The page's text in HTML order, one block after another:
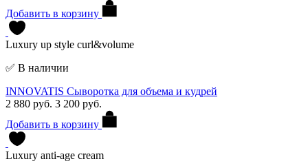
Добавить в корзину
Luxury up style curl&volume
✅ В наличии
INNOVATIS Сыворотка для объема и кудрей
2 880 руб. 3 200 руб.
Добавить в корзину
Luxury anti-age cream